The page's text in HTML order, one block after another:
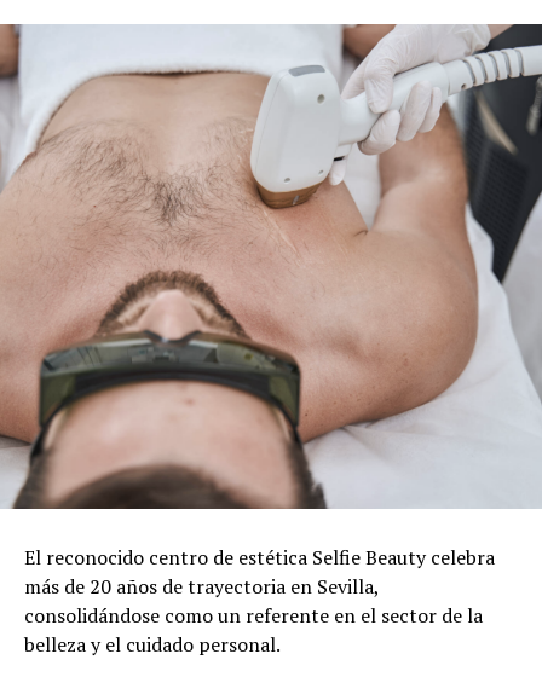
El reconocido centro de estética Selfie Beauty celebra
más de 20 años de trayectoria en Sevilla,
consolidándose como un referente en el sector de la
belleza y el cuidado personal.